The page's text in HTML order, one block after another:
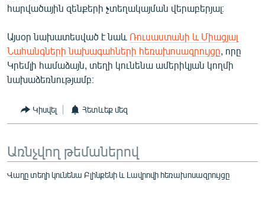
հարվածային զենքերի չտեղակայման վերաբերյալ։
Այսօր նախատեսված է նաև Ռուսաստանի և Միացյալ
Նահանգների նախագահների հեռախոսազրույցը , որը
Կրեմլի համաձայն, տեղի կունենա ամերիկյան կողմի
նախաձեռնությամբ։
Կիսվել Հետևեք մեզ
Առնչվող թեմաներով
Վաղը տեղի կունենա Բլինքենի և Լավրովի հեռախոսազրույցը